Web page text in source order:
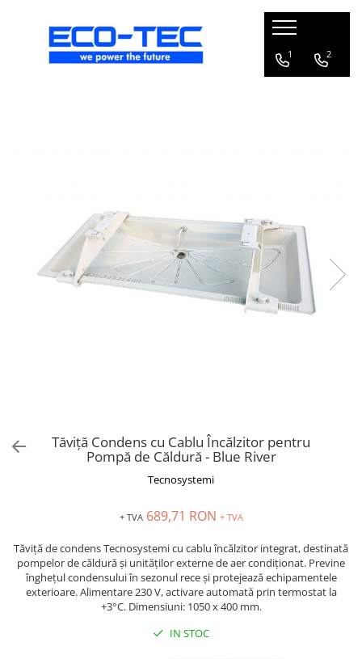
Pompe de căldură, boilere și accesorii
boiler și vană 3 căi
Accesorii pompă de căldură
1 2
Tăviță Condens cu Cablu Încălzitor pentru
Pompă de Căldură - Blue River
Tecnosystemi
+ TVA 689,71 RON + TVA
Tăviță de condens Tecnosystemi cu cablu încălzitor integrat, destinată
pompelor de căldură și unităților externe de aer condiționat. Previne
înghețul condensului în sezonul rece și protejează echipamentele
exterioare. Alimentare 230 V, activare automată prin termostat la
+3°C. Dimensiuni: 1050 x 400 mm.
IN STOC